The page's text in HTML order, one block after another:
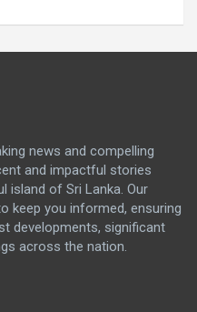
news and compelling
and impactful stories
island of Sri Lanka. Our
keep you informed, ensuring
developments, significant
across the nation.